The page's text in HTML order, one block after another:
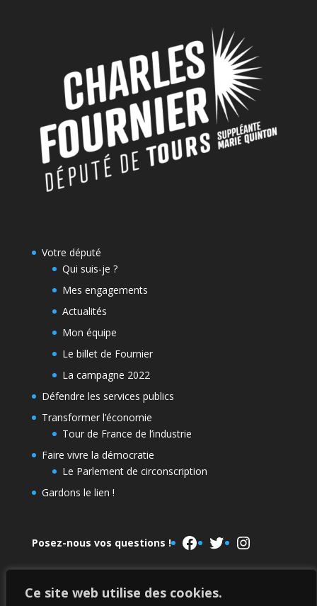
Ce site web utilise des cookies.
Votre député
Qui suis-je ?
Mes engagements
Actualités
Mon équipe
Le billet de Fournier
La campagne 2022
Défendre les services publics
Transformer l’économie
Tour de France de l’industrie
Faire vivre la démocratie
Le Parlement de circonscription
Gardons le lien !
Posez-nous vos questions ! Facebook
TwitterInstagram